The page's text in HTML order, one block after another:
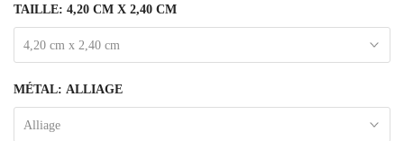
TAILLE: 4,20 CM X 2,40 CM
4,20 cm x 2,40 cm
MÉTAL: ALLIAGE
Alliage